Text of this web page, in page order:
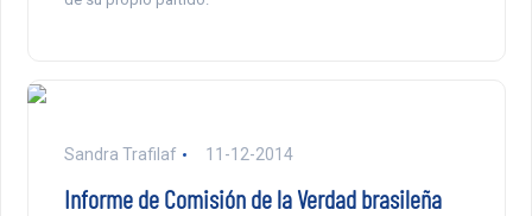
Sandra Trafilaf 11-12-2014
Informe de Comisión de la Verdad brasileña